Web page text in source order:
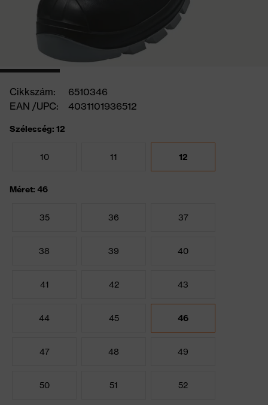
Cikkszám:
6510346
EAN /UPC:
4031101936512
Szélesség: 12
10 11 12
Méret: 46
35 36 37
38 39 40
41 42 43
44 45 46
47 48 49
50 51 52